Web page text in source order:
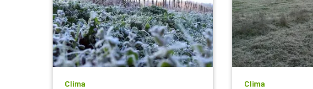
Clima Clima